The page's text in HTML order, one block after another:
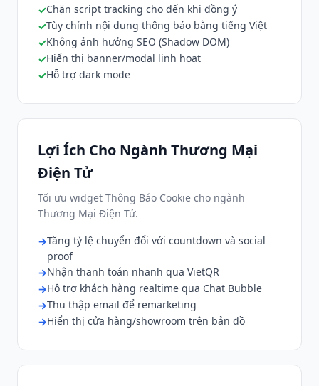
Chặn script tracking cho đến khi đồng ý
Tùy chỉnh nội dung thông báo bằng tiếng Việt
Không ảnh hưởng SEO (Shadow DOM)
Hiển thị banner/modal linh hoạt
Hỗ trợ dark mode
Lợi Ích Cho Ngành Thương Mại
Điện Tử
Tối ưu widget Thông Báo Cookie cho ngành
Thương Mại Điện Tử.
Tăng tỷ lệ chuyển đổi với countdown và social
proof
Nhận thanh toán nhanh qua VietQR
Hỗ trợ khách hàng realtime qua Chat Bubble
Thu thập email để remarketing
Hiển thị cửa hàng/showroom trên bản đồ